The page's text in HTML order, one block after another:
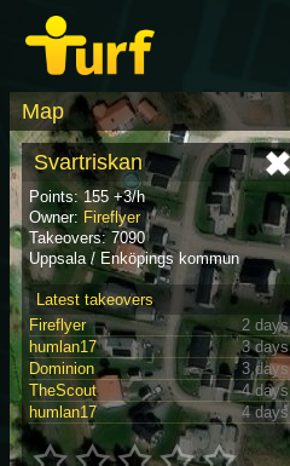
Map
Svartriskan
Points: 155 +3/h
Owner: Fireflyer
Takeovers: 7090
Uppsala / Enköpings kommun
Latest takeovers
Fireflyer
2 days
humlan17
3 days
Dominion
3 days
TheScout
4 days
humlan17
4 days